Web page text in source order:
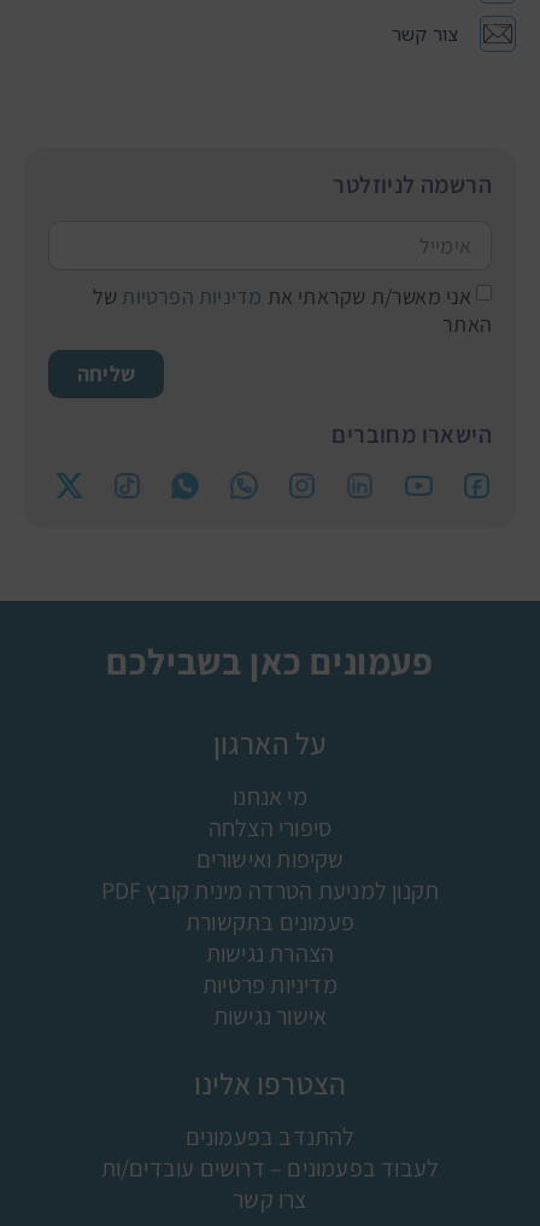
צור קשר
הרשמה לניוזלטר
אני מאשר/ת שקראתי את מדיניות הפרטיות של
האתר
שליחה
הישארו מחוברים
פעמונים כאן בשבילכם
על הארגון
מי אנחנו
סיפורי הצלחה
שקיפות ואישורים
תקנון למניעת הטרדה מינית קובץ PDF
פעמונים בתקשורת
הצהרת נגישות
מדיניות פרטיות
אישור נגישות
הצטרפו אלינו
להתנדב בפעמונים
לעבוד בפעמונים – דרושים עובדים/ות
צרו קשר